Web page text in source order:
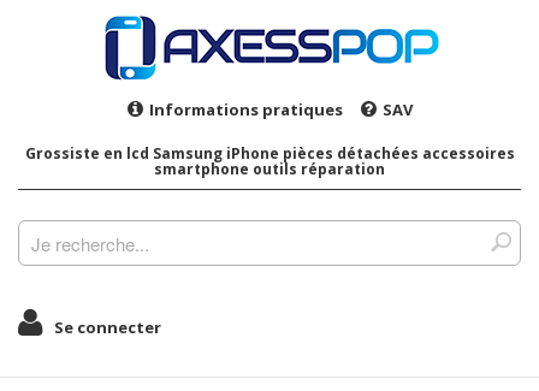
Informations pratiques SAV
Grossiste en lcd Samsung iPhone pièces détachées accessoires
smartphone outils réparation
Se connecter